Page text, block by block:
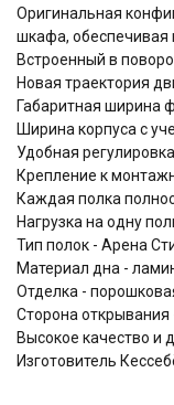
Оригинальная
шкафа,
Встроенный в
Новая траектория
Габаритная ширина
Ширина корпуса с
Удобная
Крепление к
Каждая полка
Нагрузка на одну
Тип полок - Арена
Материал дна -
Отделка -
Сторона открывания
Высокое качество и
Изготовитель